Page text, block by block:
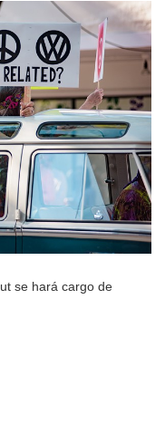
se hará cargo de